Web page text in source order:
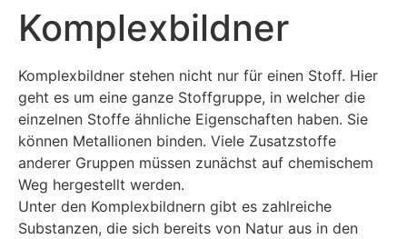
Komplexbildner
Komplexbildner stehen nicht nur für einen Stoff. Hier
geht es um eine ganze Stoffgruppe, in welcher die
einzelnen Stoffe ähnliche Eigenschaften haben. Sie
können Metallionen binden. Viele Zusatzstoffe
anderer Gruppen müssen zunächst auf chemischem
Weg hergestellt werden.
Unter den Komplexbildnern gibt es zahlreiche
Substanzen, die sich bereits von Natur aus in den